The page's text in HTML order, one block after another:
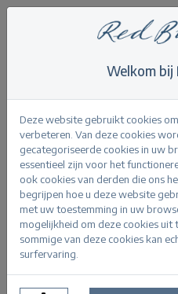
Home >
Welkom bij
Deze website gebruikt cookies
verbeteren. Van deze cookies
gecategoriseerde cookies in uw
essentieel zijn voor het
ook cookies van derden die ons
begrijpen hoe u deze website
met uw toestemming in uw
mogelijkheid om deze cookies uit
sommige van deze cookies kan
surfervaring.